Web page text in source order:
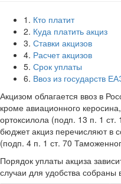
1. Кто платит
2. Куда платить акциз
3. Ставки акцизов
4. Расчет акцизов
5. Срок уплаты
6. Ввоз из государств
Акцизом облагается ввоз в
кроме авиационного
ортоксилола (подп. 13 п. 1
бюджет акциз перечисляют в
(подп. 4 п. 1 ст. 70
Порядок уплаты акциза
случаи для удобства собраны